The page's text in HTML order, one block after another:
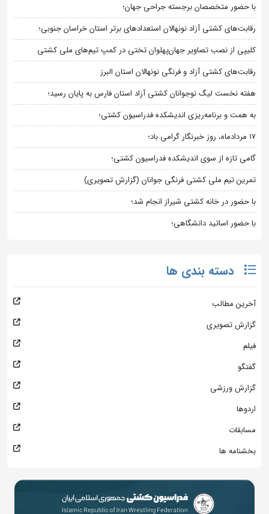
با حضور متخصصان برجسته جراحی جهان؛
رقابت‌های کشتی آزاد نونهالان استعدادهای برتر استان خراسان جنوبی؛
کلیپی از نصب تصاویر جهان‌پهلوان تختی در کمپ تیم‌های ملی کشتی
رقابت‌های کشتی آزاد و فرنگی نونهالان استان البرز
هفته نخست لیگ نوجوانان کشتی آزاد استان فارس به پایان رسید؛
به همت و برنامه‌ریزی اندیشکده فدراسیون کشتی؛
۱۷ مردادماه، روز خبرنگار گرامی باد؛
گامی تازه از سوی اندیشکده فدراسیون کشتی؛
تمرین تیم ملی کشتی فرنگی جوانان (گزارش تصویری)
با حضور در خانه کشتی شیراز انجام شد؛
با حضور اساتید دانشگاهی؛
دسته بندی ها
آخرین مطالب
گزارش تصویری
فیلم
گفتگو
گزارش ورزشی
اردوها
مسابقات
بخشنامه ها